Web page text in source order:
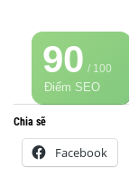
90/ 100
Điểm SEO
Chia sẽ
Facebook